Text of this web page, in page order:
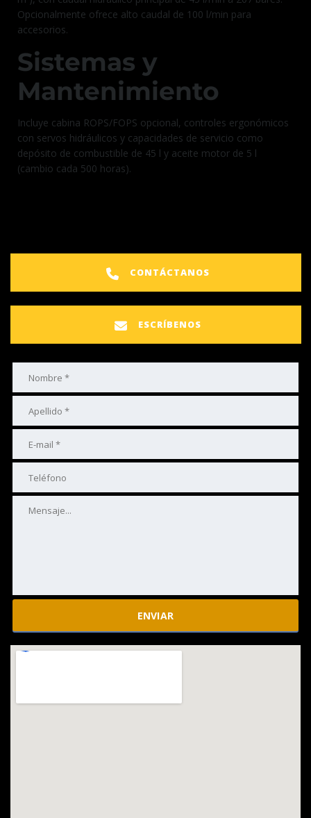
Opcionalmente ofrece alto caudal de 100 l/min para
accesorios.
Sistemas y
Mantenimiento
Incluye cabina ROPS/FOPS opcional, controles ergonómicos
con servos hidráulicos y capacidades de servicio como
depósito de combustible de 45 l y aceite motor de 5 l
(cambio cada 500 horas).
CONTÁCTANOS
ESCRÍBENOS